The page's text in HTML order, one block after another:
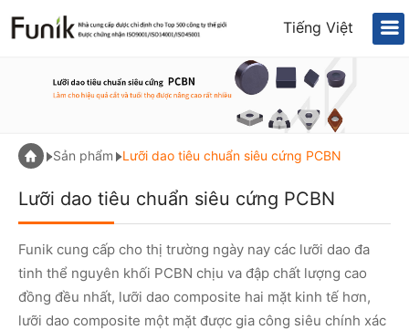
Tiếng Việt
Sản phẩm Lưỡi dao tiêu chuẩn siêu cứng PCBN
Lưỡi dao tiêu chuẩn siêu cứng PCBN
Funik cung cấp cho thị trường ngày nay các lưỡi dao đa
tinh thể nguyên khối PCBN chịu va đập chất lượng cao
đồng đều nhất, lưỡi dao composite hai mặt kinh tế hơn,
lưỡi dao composite một mặt được gia công siêu chính xác